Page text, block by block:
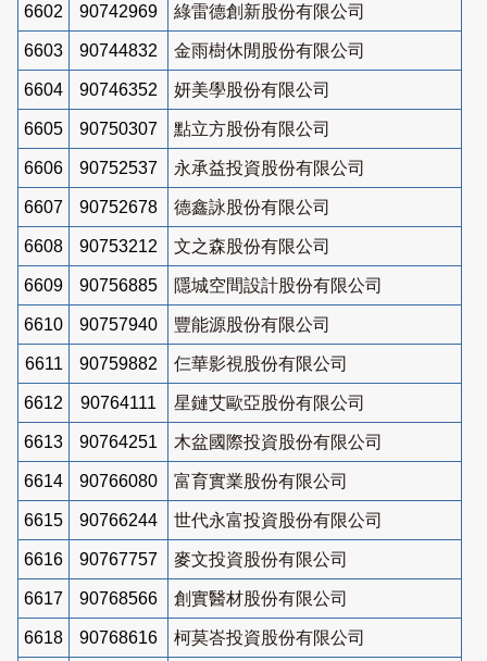
6602 90742969 綠雷德創新股份有限公司
6603 90744832 金雨樹休閒股份有限公司
6604 90746352 妍美學股份有限公司
6605 90750307 點立方股份有限公司
6606 90752537 永承益投資股份有限公司
6607 90752678 德鑫詠股份有限公司
6608 90753212 文之森股份有限公司
6609 90756885 隱城空間設計股份有限公司
6610 90757940 豐能源股份有限公司
6611 90759882 仨華影視股份有限公司
6612 90764111 星鏈艾歐亞股份有限公司
6613 90764251 木盆國際投資股份有限公司
6614 90766080 富育實業股份有限公司
6615 90766244 世代永富投資股份有限公司
6616 90767757 麥文投資股份有限公司
6617 90768566 創實醫材股份有限公司
6618 90768616 柯莫峇投資股份有限公司